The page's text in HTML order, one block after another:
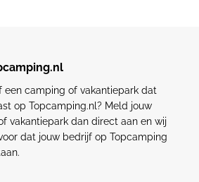
een camping of vakantiepark dat
op Topcamping.nl? Meld jouw
vakantiepark dan direct aan en wij
dat jouw bedrijf op Topcamping